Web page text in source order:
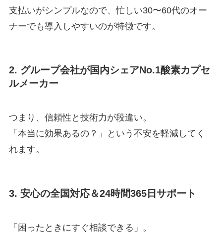
支払いがシンプルなので、忙しい30〜60代のオー
ナーでも導入しやすいのが特徴です。
2. グループ会社が国内シェアNo.1酸素カプセ
ルメーカー
つまり、信頼性と技術力が段違い。
「本当に効果あるの？」という不安を軽減してく
れます。
3. 安心の全国対応＆24時間365日サポート
「困ったときにすぐ相談できる」。